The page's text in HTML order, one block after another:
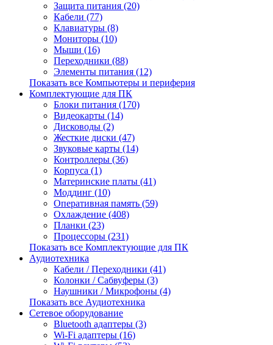
Защита питания (20)
Кабели (77)
Клавиатуры (8)
Мониторы (10)
Мыши (16)
Переходники (88)
Элементы питания (12)
Показать все Компьютеры и периферия
Комплектующие для ПК
Блоки питания (170)
Видеокарты (14)
Дисководы (2)
Жесткие диски (47)
Звуковые карты (14)
Контроллеры (36)
Корпуса (1)
Материнские платы (41)
Моддинг (10)
Оперативная память (59)
Охлаждение (408)
Планки (23)
Процессоры (231)
Показать все Комплектующие для ПК
Аудиотехника
Кабели / Переходники (41)
Колонки / Сабвуферы (3)
Наушники / Микрофоны (4)
Показать все Аудиотехника
Сетевое оборудование
Bluetooth адаптеры (3)
Wi-Fi адаптеры (16)